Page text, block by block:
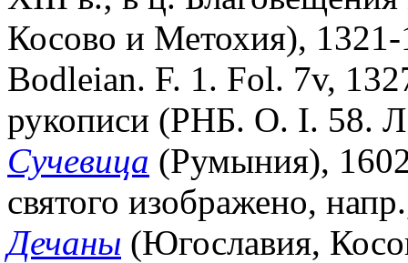
Косово и Метохия),
Bodleian. F. 1. Fol. 7v,
рукописи (РНБ. O. I. 58.
Сучевица (Румыния),
святого изображено,
Дечаны (Югославия,